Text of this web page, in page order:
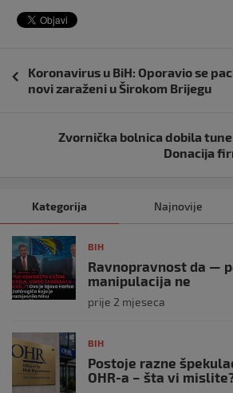
objava
Koronavirus u BiH: Oporavio se
novi zaraženi u Širokom Brijegu
Zvornička bolnica dobila
Donacija
Kategorija Najnovije
BIH
Ravnopravnost da —
manipulacija ne
prije 2 mjeseca
BIH
Postoje razne
OHR-a – šta vi